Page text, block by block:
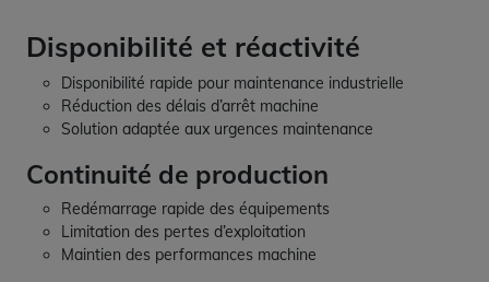
Disponibilité et réactivité
Disponibilité rapide pour maintenance industrielle
Réduction des délais d’arrêt machine
Solution adaptée aux urgences maintenance
Continuité de production
Redémarrage rapide des équipements
Limitation des pertes d’exploitation
Maintien des performances machine